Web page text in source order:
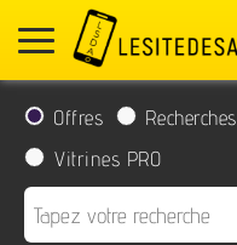
Offres Recherches
Vitrines PRO